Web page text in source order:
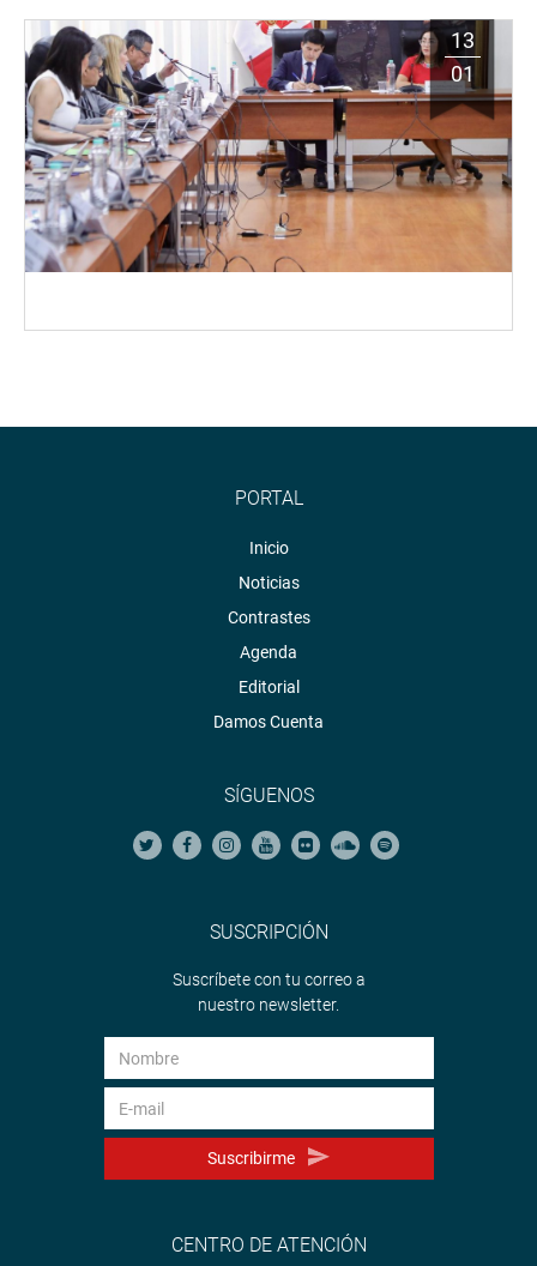
13
01
PORTAL
Inicio
Noticias
Contrastes
Agenda
Editorial
Damos Cuenta
SÍGUENOS
SUSCRIPCIÓN
Suscríbete con tu correo a
nuestro newsletter.
Suscribirme
CENTRO DE ATENCIÓN